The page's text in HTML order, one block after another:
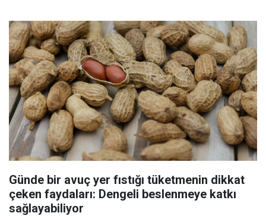
Günde bir avuç yer fıstığı tüketmenin dikkat
çeken faydaları: Dengeli beslenmeye katkı
sağlayabiliyor